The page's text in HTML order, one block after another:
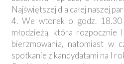
Ochrona
Małoletnich
Najświętszej dla całej naszej
4. We wtorek o godz. 18.30
młodzieżą, która
bierzmowania, natomiast w
spotkanie z kandydatami na I